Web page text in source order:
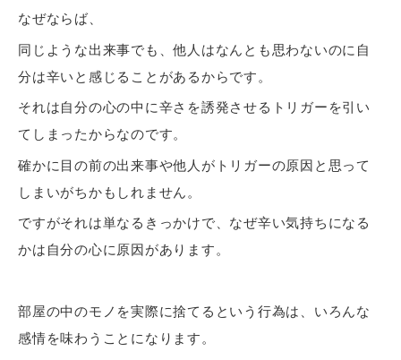
なぜならば、
同じような出来事でも、他人はなんとも思わないのに自
分は辛いと感じることがあるからです。
それは自分の心の中に辛さを誘発させるトリガーを引い
てしまったからなのです。
確かに目の前の出来事や他人がトリガーの原因と思って
しまいがちかもしれません。
ですがそれは単なるきっかけで、なぜ辛い気持ちになる
かは自分の心に原因があります。
部屋の中のモノを実際に捨てるという行為は、いろんな
感情を味わうことになります。